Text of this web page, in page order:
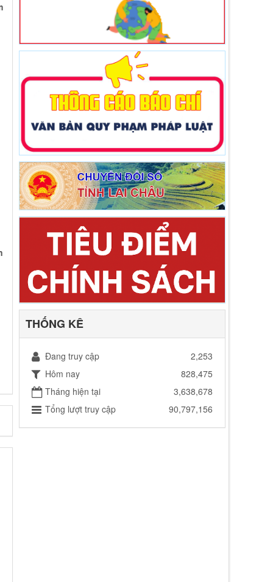
THỐNG KÊ
Đang truy cập
2,253
Hôm nay
828,475
Tháng hiện tại
3,638,678
Tổng lượt truy cập
90,797,156